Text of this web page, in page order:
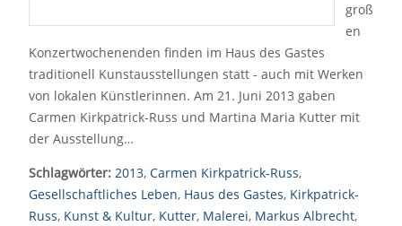
groß
en
Konzertwochenenden finden im Haus des Gastes
traditionell Kunstausstellungen statt - auch mit Werken
von lokalen Künstlerinnen. Am 21. Juni 2013 gaben
Carmen Kirkpatrick-Russ und Martina Maria Kutter mit
der Ausstellung…
Schlagwörter: 2013, Carmen Kirkpatrick-Russ,
Gesellschaftliches Leben, Haus des Gastes, Kirkpatrick-
Russ, Kunst & Kultur, Kutter, Malerei, Markus Albrecht,